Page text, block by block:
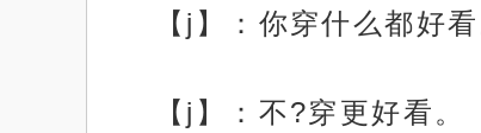
【j】：你穿什么都好看
【j】：不?穿更好看。